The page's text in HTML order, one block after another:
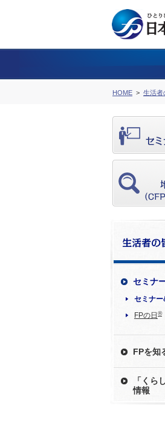
HOME 生活者
セミナ
セミナ
FPの日 ®
FPを知
「くら
情報